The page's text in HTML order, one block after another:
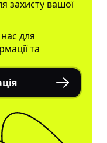
захисту вашої
для
та